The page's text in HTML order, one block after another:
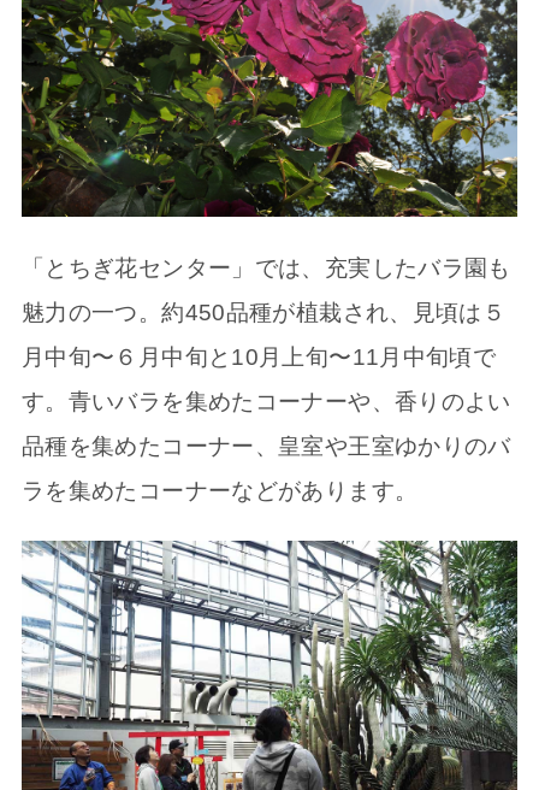
「とちぎ花センター」では、充実したバラ園も
魅力の一つ。約450品種が植栽され、見頃は５
月中旬〜６月中旬と10月上旬〜11月中旬頃で
す。青いバラを集めたコーナーや、香りのよい
品種を集めたコーナー、皇室や王室ゆかりのバ
ラを集めたコーナーなどがあります。